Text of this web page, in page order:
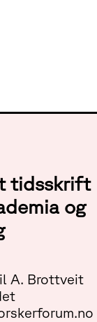
tidsskrift
og
A. Brottveit